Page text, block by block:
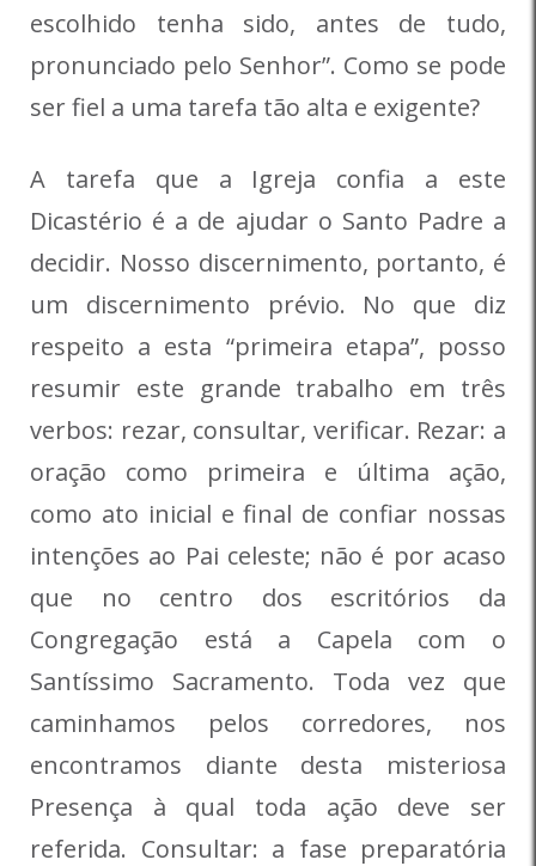
escolhido tenha sido, antes de tudo,
pronunciado pelo Senhor”. Como se pode
ser fiel a uma tarefa tão alta e exigente?
A tarefa que a Igreja confia a este
Dicastério é a de ajudar o Santo Padre a
decidir. Nosso discernimento, portanto, é
um discernimento prévio. No que diz
respeito a esta “primeira etapa”, posso
resumir este grande trabalho em três
verbos: rezar, consultar, verificar. Rezar: a
oração como primeira e última ação,
como ato inicial e final de confiar nossas
intenções ao Pai celeste; não é por acaso
que no centro dos escritórios da
Congregação está a Capela com o
Santíssimo Sacramento. Toda vez que
caminhamos pelos corredores, nos
encontramos diante desta misteriosa
Presença à qual toda ação deve ser
referida. Consultar: a fase preparatória